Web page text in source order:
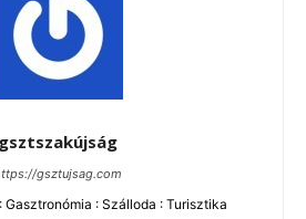
gsztszakújság
gsztujsag.com
Gasztronómia : Szálloda : Turisztika